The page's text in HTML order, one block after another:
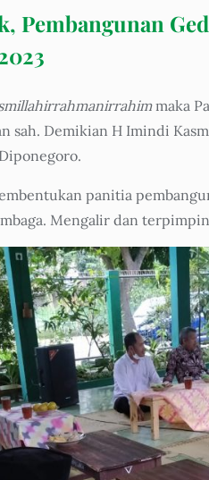
Pembangunan
maka
sah. Demikian H Imindi
panitia
Mengalir dan